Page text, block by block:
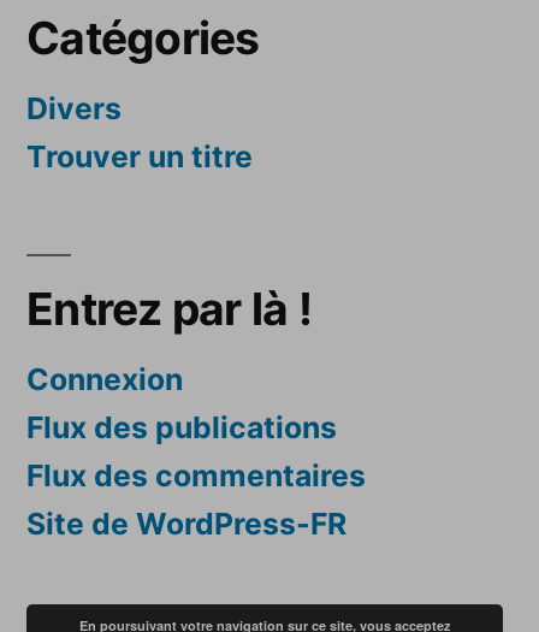
Catégories
Divers
Trouver un titre
Entrez par là !
Connexion
Flux des publications
Flux des commentaires
Site de WordPress-FR
En poursuivant votre navigation sur ce site, vous acceptez